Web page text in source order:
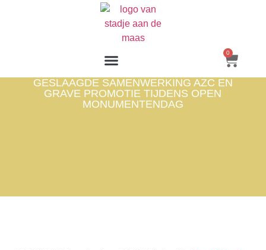
0
GESLAAGDE SAMENWERKING AZC EN
GRAVE PROMOTIE TIJDENS OPEN
MONUMENTENDAG